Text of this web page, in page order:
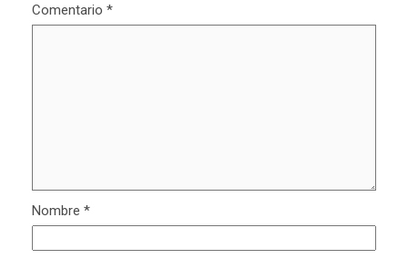
Comentario *
Nombre *